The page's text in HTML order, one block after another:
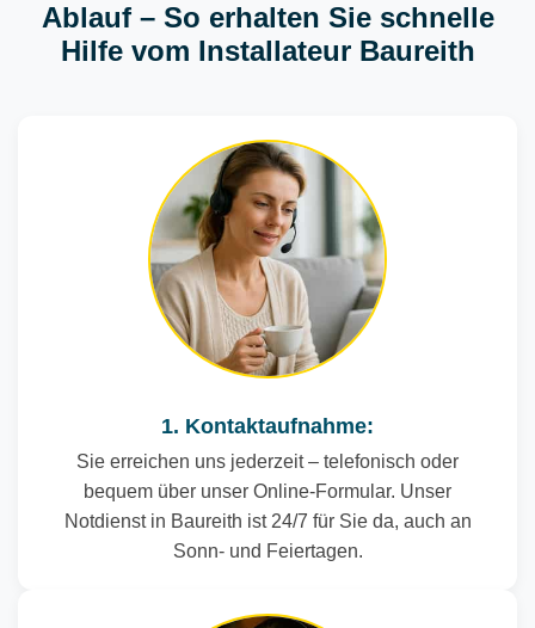
Ablauf – So erhalten Sie schnelle
Hilfe vom Installateur Baureith
1. Kontaktaufnahme:
Sie erreichen uns jederzeit – telefonisch oder
bequem über unser Online-Formular. Unser
Notdienst in Baureith ist 24/7 für Sie da, auch an
Sonn- und Feiertagen.